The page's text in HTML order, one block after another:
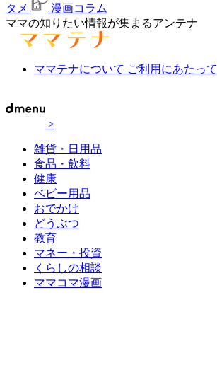
タメ
漫画コラム
ママの知りたい情報が集まるアンテナ
ママテナについて ご利用にあたって
>
雑貨・日用品
食品・飲料
健康
ベビー用品
おでかけ
どうぶつ
教育
マネー・投資
くらしの相談
ママコマ漫画